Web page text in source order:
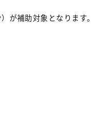
補助対象となります。